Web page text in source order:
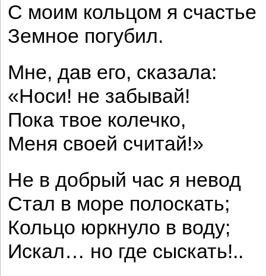
С моим кольцом я счастье
Земное погубил.
Мне, дав его, сказала:
«Носи! не забывай!
Пока твое колечко,
Меня своей считай!»
Не в добрый час я невод
Стал в море полоскать;
Кольцо юркнуло в воду;
Искал… но где сыскать!..